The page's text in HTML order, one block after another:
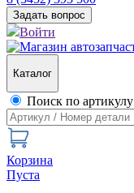
Задать вопрос
Войти
Каталог
Поиск по артикулу
Корзина
Пуста